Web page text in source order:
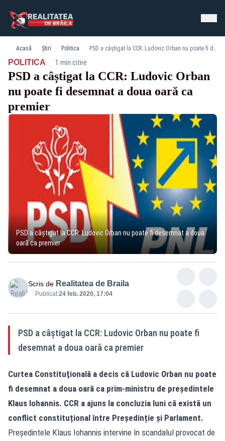
Acasă Știri Politica PSD a câștigat la CCR: Ludovic Orban nu poate fi desemnat a doua oară ca premier
POLITICA· 1 min citire
PSD a câștigat la CCR: Ludovic Orban
nu poate fi desemnat a doua oară ca
premier
PSD a câștigat la CCR: Ludovic Orban nu poate fi desemnat a doua
oară ca premier
Scris de Realitatea de Braila
Publicat:24 feb. 2020, 17:04
PSD a câștigat la CCR: Ludovic Orban nu poate fi
desemnat a doua oară ca premier
Curtea Constituţională a decis că Ludovic Orban nu poate
fi desemnat a doua oară ca prim-ministru de președintele
Klaus Iohannis. CCR a ajuns la concluzia luni că există un
conflict constituțional între Președinție și Parlament.
Președintele Klaus Iohannis intervine în scandalul provocat de